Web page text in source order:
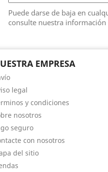
Puede darse de baja en
consulte nuestra
EMPRESA
legal
y condiciones
nosotros
seguro
con nosotros
del sitio